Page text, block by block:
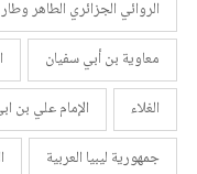
الروائي الجزائري الطاهر وطار
معاوية بن أبي سفيان
الغلاء
الإمام علي بن
جمهورية ليبيا العربية